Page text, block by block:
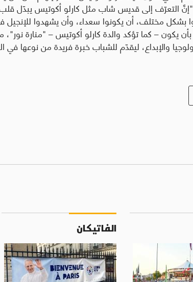
"إنَّ التعرّف إلى قديس شاب مثل كارلو أكوتيس يبدّل
بشكل مختلف، أن يكونوا سعداء، وأن يشهدوا للإنجيل
يكون – كما تؤكد والدة كارلو أكوتيس – "منارة نور"،
والإبداع، ليقدّم للشباب خبرة فريدة من نوعها في
الفاتيكان